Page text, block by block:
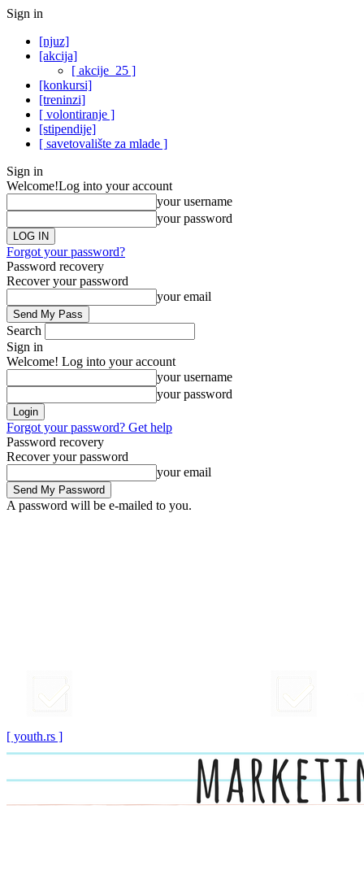
Sign in
[njuz]
[akcija]
[ akcije_25 ]
[konkursi]
[treninzi]
[ volontiranje ]
[stipendije]
[ savetovalište za mlade ]
Sign in
Welcome!Log into your account
your username
your password
Forgot your password?
Password recovery
Recover your password
your email
Search
Sign in
Welcome! Log into your account
your username
your password
Forgot your password? Get help
Password recovery
Recover your password
your email
A password will be e-mailed to you.
[ youth.rs ]